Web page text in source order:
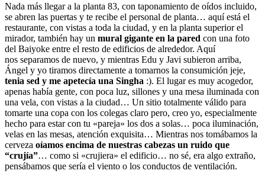
Nada más llegar a la planta 83, con taponamiento de oídos incluido,
se abren las puertas y te recibe el personal de planta… aquí está el
restaurante, con vistas a toda la ciudad, y en la planta superior el
mirador, también hay un mural gigante en la pared con una foto
del Baiyoke entre el resto de edificios de alrededor. Aquí
nos separamos de nuevo, y mientras Edu y Javi subieron arriba,
Ángel y yo tiramos directamente a tomarnos la consumición jeje,
tenia sed y me apetecía una Singha :). El lugar es muy acogedor,
apenas había gente, con poca luz, sillones y una mesa iluminada con
una vela, con vistas a la ciudad… Un sitio totalmente válido para
tomarte una copa con los colegas claro pero, creo yo, especialmente
hecho para estar con tu «pareja» los dos a solas… poca iluminación,
velas en las mesas, atención exquisita… Mientras nos tomábamos la
cerveza oíamos encima de nuestras cabezas un ruido que
“crujía”… como si «crujiera» el edificio… no sé, era algo extraño,
pensábamos que sería el viento o los conductos de ventilación.